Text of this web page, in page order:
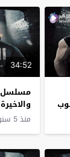
34:52
والاخيرة
منذ 5 سنوات